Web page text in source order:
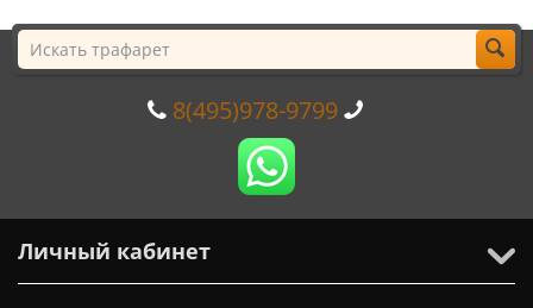
8(495)978-9799
Личный кабинет